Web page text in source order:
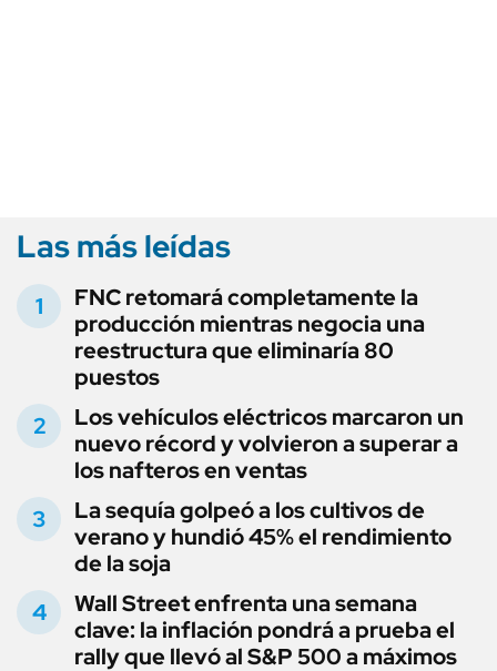
Las más leídas
FNC retomará completamente la
producción mientras negocia una
reestructura que eliminaría 80
puestos
Los vehículos eléctricos marcaron un
nuevo récord y volvieron a superar a
los nafteros en ventas
La sequía golpeó a los cultivos de
verano y hundió 45% el rendimiento
de la soja
Wall Street enfrenta una semana
clave: la inflación pondrá a prueba el
rally que llevó al S&P 500 a máximos